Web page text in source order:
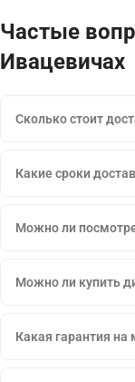
Частые
Ивацевичах
Сколько стоит
Какие сроки
Можно ли
Можно ли купить
Какая гарантия на